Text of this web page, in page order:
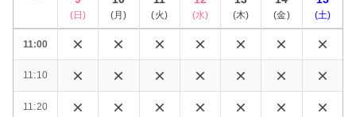
(日) (月) (火) (水) (木) (金) (土)
11:00
11:10
11:20